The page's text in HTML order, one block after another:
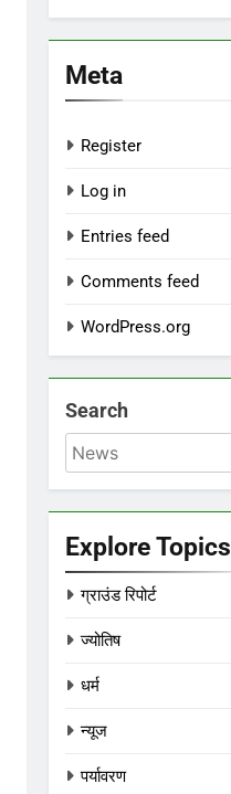
Meta
Register
Log in
Entries feed
Comments feed
WordPress.org
Search
Explore Topics
ग्राउंड रिपोर्ट
ज्योतिष
धर्म
न्यूज
पर्यावरण